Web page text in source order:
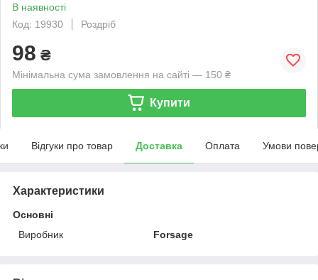
В наявності
Код: 19930
Роздріб
98 ₴
Мінімальна сума замовлення на сайті — 150 ₴
Купити
Відгуки про товар Доставка Оплата Умови
Характеристики
Основні
Виробник
Forsage